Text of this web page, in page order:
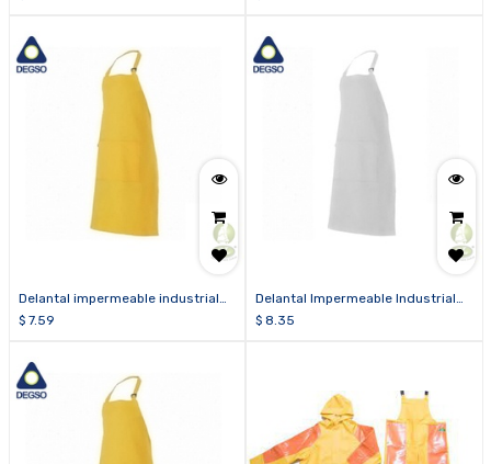
Delantal impermeable industrial
amarillo calibre 14 Dims: 1.00 x
$ 7.59
Delantal Impermeable Industrial
Blanco Calibre 14 Dims: 1.10 x 0.70
$ 8.35